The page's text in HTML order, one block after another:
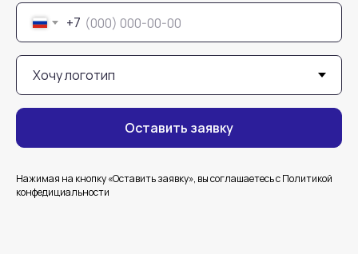
+7
Оставить заявку
Нажимая на кнопку «Оставить заявку», вы соглашаетесь с Политикой
конфедициальности